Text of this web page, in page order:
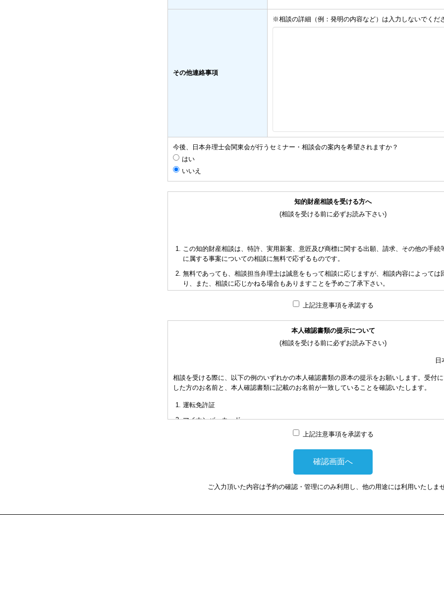
その他連絡事項
※相談の詳細（例：発明の内容など）は入力しないでくだ
今後、日本弁理士会関東会が行うセミナー・相談会の案内を希望されますか？
はい
いいえ
知的財産相談を受ける方へ
(相談を受ける前に必ずお読み下さい)
この知的財産相談は、特許、実用新案、意匠及び商標に関する出願、請求、その他の手続
に属する事案についての相談に無料で応ずるものです。
無料であっても、相談担当弁理士は誠意をもって相談に応じますが、相談内容によっては
り、また、相談に応じかねる場合もありますことを予めご了承下さい。
も当会も法的責任を負うものではないことを予めご了承下さい。
多くの相談に応ずるため、相談時間には限度がありますことをご承知おき下さい。（原則
お申し出により、相談担当弁理士に対して調査、出願等の相談事案を依頼された場合には
として有料となります。また、その場合は、依頼者と弁理士個人との関係となり、当会は
弁理士の報酬額は、当事者の合意によります。金額は、事件の難易度によって、また、特
異なりますので、詳細は特許事務所にお尋ね下さい。
た不利益または損害に対して、当会は、一切の責任を負い兼ねます。この点あらかじめご
上記注意事項を承諾する
本人確認書類の提示について
(相談を受ける前に必ずお読み下さい)
日
相談を受ける際に、以下の例のいずれかの本人確認書類の原本の提示をお願いします。受付
した方のお名前と、本人確認書類に記載のお名前が一致していることを確認いたします。
運転免許証
マイナンバーカード
本人確認書類を提示頂けない場合は、相談を受けることができません。
上記注意事項を承諾する
ご入力頂いた内容は予約の確認・管理にのみ利用し、他の用途には利用いたしま